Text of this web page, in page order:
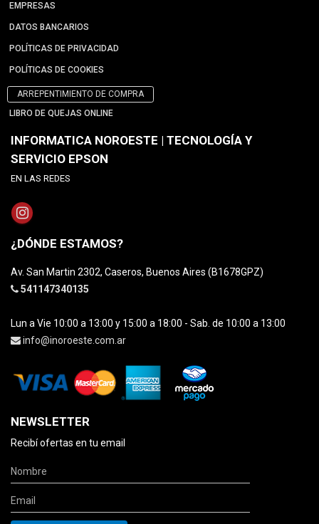
EMPRESAS
DATOS BANCARIOS
POLÍTICAS DE PRIVACIDAD
POLÍTICAS DE COOKIES
ARREPENTIMIENTO DE COMPRA
LIBRO DE QUEJAS ONLINE
INFORMATICA NOROESTE | TECNOLOGÍA Y
SERVICIO EPSON
EN LAS REDES
¿DÓNDE ESTAMOS?
Av. San Martin 2302, Caseros, Buenos Aires (B1678GPZ)
541147340135
Lun a Vie 10:00 a 13:00 y 15:00 a 18:00 - Sab. de 10:00 a 13:00
info@inoroeste.com.ar
NEWSLETTER
Recibí ofertas en tu email